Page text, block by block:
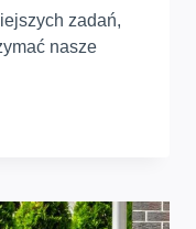
zadań,
nasze